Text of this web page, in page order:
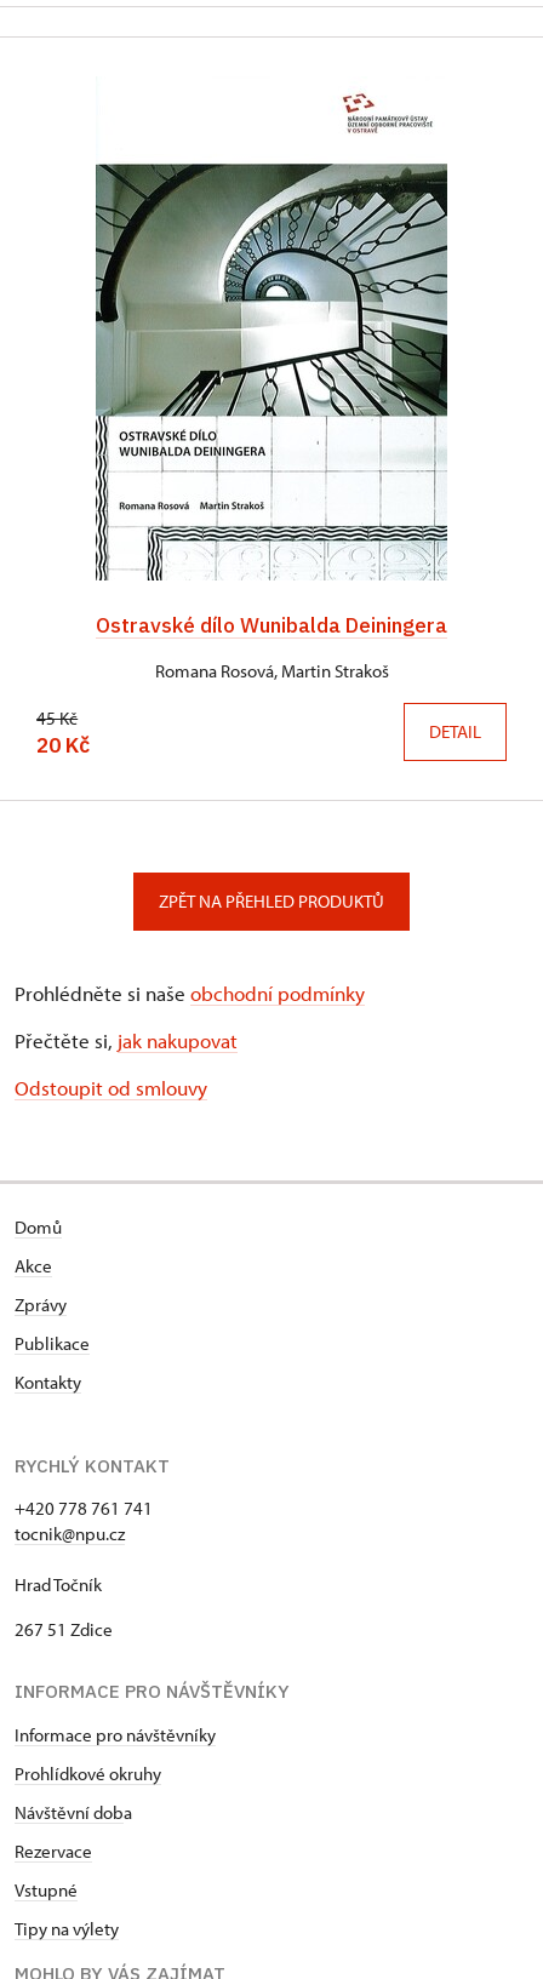
Ostravské dílo Wunibalda Deiningera
Romana Rosová, Martin Strakoš
45 Kč
20 Kč DETAIL
ZPĚT NA PŘEHLED PRODUKTŮ
Prohlédněte si naše obchodní podmínky
Přečtěte si, jak nakupovat
Odstoupit od smlouvy
Domů
Akce
Zprávy
Publikace
Kontakty
RYCHLÝ KONTAKT
+420 778 761 741
tocnik@npu.cz
Hrad Točník
267 51 Zdice
INFORMACE PRO NÁVŠTĚVNÍKY
Informace pro návštěvníky
Prohlídkové okruhy
Návštěvní doba
Rezervace
Vstupné
Tipy na výlety
MOHLO BY VÁS ZAJÍMAT